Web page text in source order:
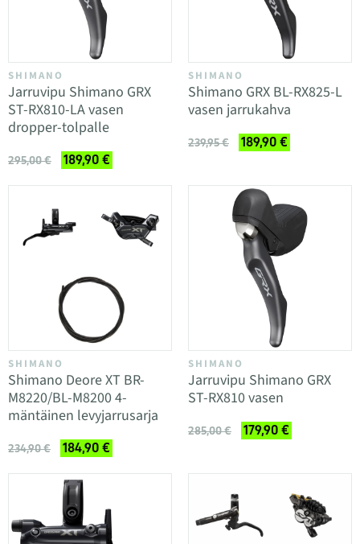
SHIMANO
Jarruvipu Shimano GRX
ST-RX810-LA vasen
dropper-tolpalle
295,00 € 189,90 €
SHIMANO
Shimano GRX BL-RX825-L
vasen jarrukahva
239,95 € 189,90 €
SHIMANO
Shimano Deore XT BR-
M8220/BL-M8200 4-
mäntäinen levyjarrusarja
234,90 € 184,90 €
SHIMANO
Jarruvipu Shimano GRX
ST-RX810 vasen
285,00 € 179,90 €